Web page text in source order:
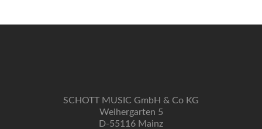
SCHOTT MUSIC GmbH & Co KG
Weihergarten 5
D-55116 Mainz